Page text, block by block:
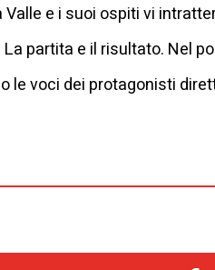
Valle e i suoi ospiti vi
La partita e il risultato. Nel
le voci dei protagonisti